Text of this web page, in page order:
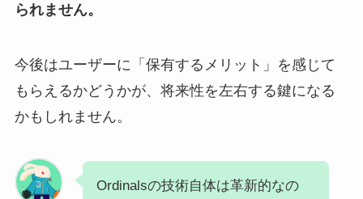
られません。
今後はユーザーに「保有するメリット」を感じて
もらえるかどうかが、将来性を左右する鍵になる
かもしれません。
Ordinalsの技術自体は革新的なの